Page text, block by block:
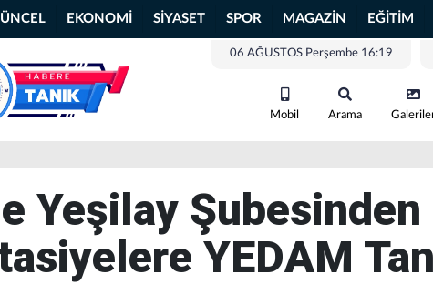
EKONOMİ SİYASET SPOR MAGAZİN EĞİTİM
06 AĞUSTOS Perşembe 16:19
Mobil Arama
Yeşilay Şubesinden
YEDAM